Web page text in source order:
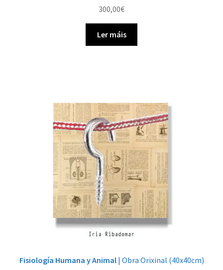
300,00€
Ler máis
Fisiología Humana y Animal| Obra Orixinal (40x40cm)